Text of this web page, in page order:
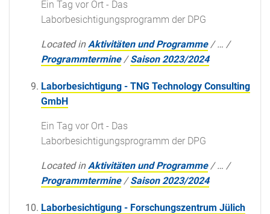
Ein Tag vor Ort - Das
Laborbesichtigungsprogramm der DPG
Located in Aktivitäten und Programme /… /
Programmtermine /Saison 2023/2024
Laborbesichtigung - TNG Technology Consulting
GmbH
Ein Tag vor Ort - Das
Laborbesichtigungsprogramm der DPG
Located in Aktivitäten und Programme /… /
Programmtermine /Saison 2023/2024
Laborbesichtigung - Forschungszentrum Jülich